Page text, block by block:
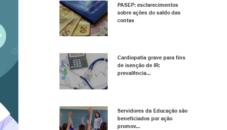
PASEP: esclarecimentos
sobre ações do saldo das
contas
Cardiopatia grave para fins
de isenção de IR:
prevalência...
Servidores da Educação são
beneficiados por ação
promov...